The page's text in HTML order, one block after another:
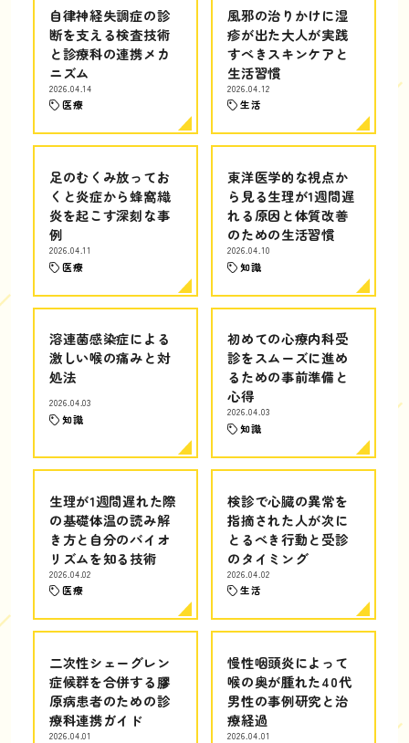
自律神経失調症の診
断を支える検査技術
と診療科の連携メカ
ニズム
2026.04.14
医療
風邪の治りかけに湿
疹が出た大人が実践
すべきスキンケアと
生活習慣
2026.04.12
生活
足のむくみ放ってお
くと炎症から蜂窩織
炎を起こす深刻な事
例
2026.04.11
医療
東洋医学的な視点か
ら見る生理が1週間遅
れる原因と体質改善
のための生活習慣
2026.04.10
知識
溶連菌感染症による
激しい喉の痛みと対
処法
2026.04.03
知識
初めての心療内科受
診をスムーズに進め
るための事前準備と
心得
2026.04.03
知識
生理が1週間遅れた際
の基礎体温の読み解
き方と自分のバイオ
リズムを知る技術
2026.04.02
医療
検診で心臓の異常を
指摘された人が次に
とるべき行動と受診
のタイミング
2026.04.02
生活
二次性シェーグレン
症候群を合併する膠
原病患者のための診
療科連携ガイド
2026.04.01
慢性咽頭炎によって
喉の奥が腫れた40代
男性の事例研究と治
療経過
2026.04.01